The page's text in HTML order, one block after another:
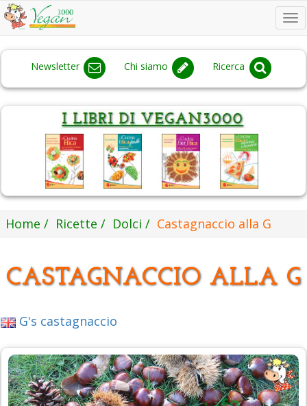
Newsletter Chi siamo Ricerca
Home Ricette Dolci Castagnaccio alla G
CASTAGNACCIO ALLA G
G's castagnaccio